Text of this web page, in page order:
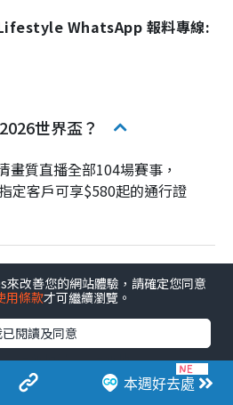
WhatsApp 報料專線:
世界盃？
畫質直播全部104場賽事，
定客戶可享$580起的通行證
些世界盃賽事？
運動員
運動
足球
本週好去處
改善您的網站體驗，請確定您同意
用條款才可繼續瀏覽。
閱讀及同意